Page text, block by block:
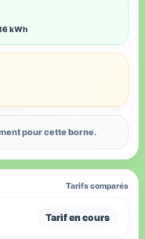
kWh
pour cette borne.
Tarifs comparés
Tarif en cours